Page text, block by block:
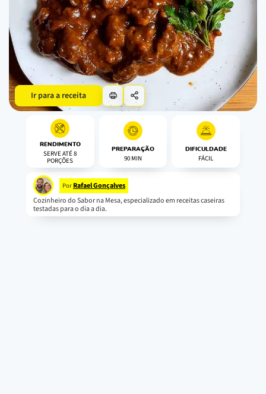
Ir para a receita
RENDIMENTO
SERVE ATÉ 8
PORÇÕES
PREPARAÇÃO
90 MIN
DIFICULDADE
FÁCIL
Por Rafael Gonçalves
Cozinheiro do Sabor na Mesa, especializado em receitas caseiras
testadas para o dia a dia.